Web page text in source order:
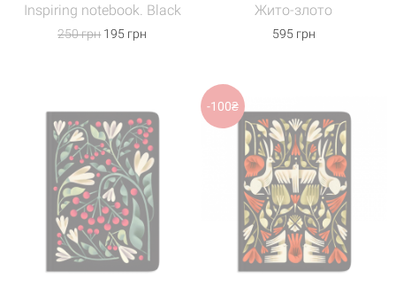
Inspiring notebook. Black
250 грн 195 грн
Жито-злото
595 грн
-100₴